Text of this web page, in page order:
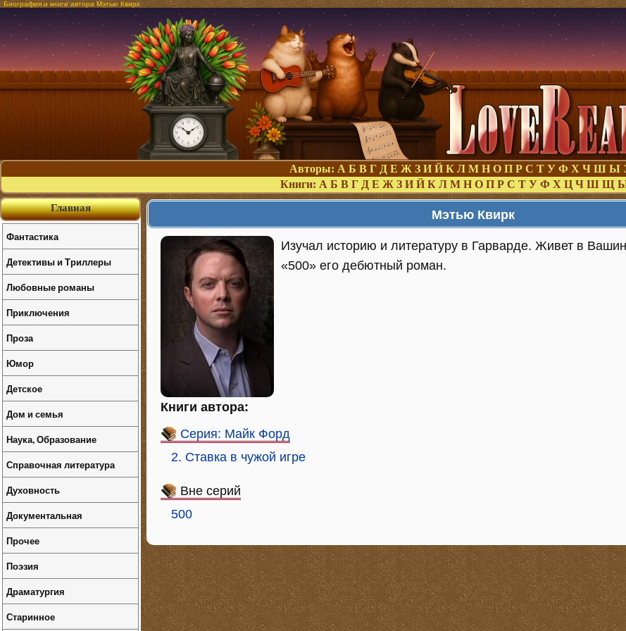
Биография и книги автора Мэтью Квирк
Авторы: А Б В Г Д Е Ж З И Й К Л М Н О П Р С Т У Ф Х Ч Ш Ы
Книги: А Б В Г Д Е Ж З И Й К Л М Н О П Р С Т У Ф Х Ц Ч Ш Щ
Мэтью Квирк
Изучал историю и литературу в Гарварде. Живет в
«500» его дебютный роман.
Книги автора:
Серия: Майк Форд
2. Ставка в чужой игре
Вне серий
500
Главная
Фантастика
Детективы и Триллеры
Любовные романы
Приключения
Проза
Юмор
Детское
Дом и семья
Наука, Образование
Справочная литература
Духовность
Документальная
Прочее
Поэзия
Драматургия
Старинное